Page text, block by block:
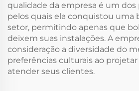
qualidade da empresa é um
pelos quais ela conquistou uma
setor, permitindo apenas que
deixem suas instalações. A
consideração a diversidade do
preferências culturais ao projetar
atender seus clientes.